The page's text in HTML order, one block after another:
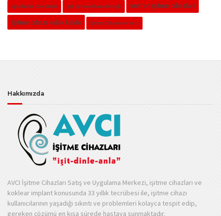
sgk devlet ödemeleri sgk işitme cihazı desteği
unitron işitme cihazları
İşitme cihazı kulak kalıbı
İşitme Cihazı Merkezi
Hakkımızda
AVCI İşitme Cihazları Satış ve Uygulama Merkezi, işitme cihazları ve
koklear implant konusunda 33 yıllık tecrübesi ile, işitme cihazı
kullanıcılarının yaşadığı sıkıntı ve problemleri kolayca tespit edip,
gereken çözümü en kısa sürede hastaya sunmaktadır.